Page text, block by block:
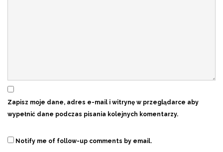
Zapisz moje dane, adres e-mail i witrynę w przeglądarce aby
wypełnić dane podczas pisania kolejnych komentarzy.
Notify me of follow-up comments by email.